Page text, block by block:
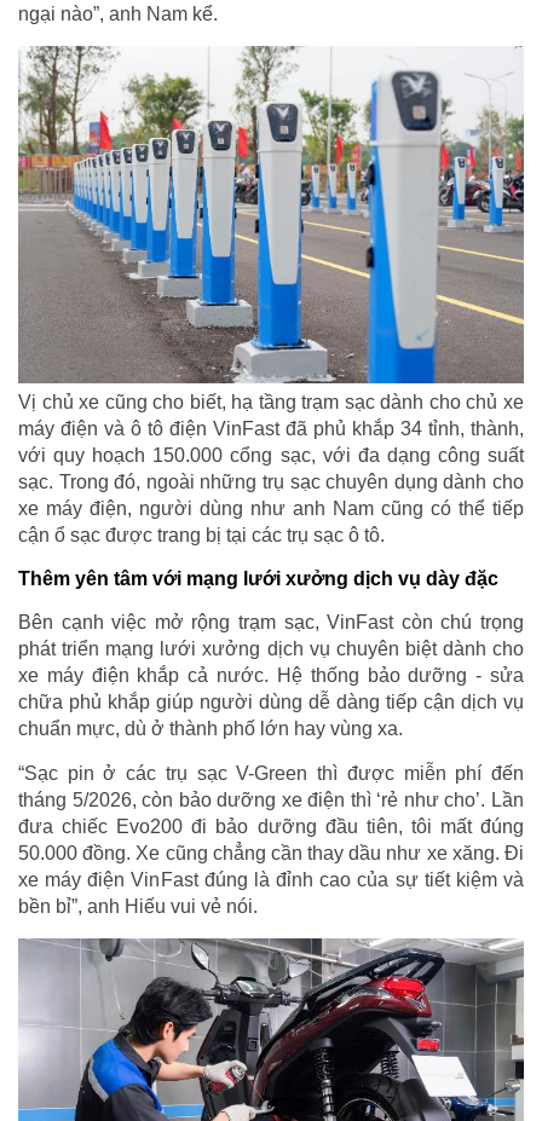
ngại nào”, anh Nam kể.
Vị chủ xe cũng cho biết, hạ tầng trạm sạc dành cho chủ xe
máy điện và ô tô điện VinFast đã phủ khắp 34 tỉnh, thành,
với quy hoạch 150.000 cổng sạc, với đa dạng công suất
sạc. Trong đó, ngoài những trụ sạc chuyên dụng dành cho
xe máy điện, người dùng như anh Nam cũng có thể tiếp
cận ổ sạc được trang bị tại các trụ sạc ô tô.
Thêm yên tâm với mạng lưới xưởng dịch vụ dày đặc
Bên cạnh việc mở rộng trạm sạc, VinFast còn chú trọng
phát triển mạng lưới xưởng dịch vụ chuyên biệt dành cho
xe máy điện khắp cả nước. Hệ thống bảo dưỡng - sửa
chữa phủ khắp giúp người dùng dễ dàng tiếp cận dịch vụ
chuẩn mực, dù ở thành phố lớn hay vùng xa.
“Sạc pin ở các trụ sạc V-Green thì được miễn phí đến
tháng 5/2026, còn bảo dưỡng xe điện thì ‘rẻ như cho’. Lần
đưa chiếc Evo200 đi bảo dưỡng đầu tiên, tôi mất đúng
50.000 đồng. Xe cũng chẳng cần thay dầu như xe xăng. Đi
xe máy điện VinFast đúng là đỉnh cao của sự tiết kiệm và
bền bỉ”, anh Hiếu vui vẻ nói.